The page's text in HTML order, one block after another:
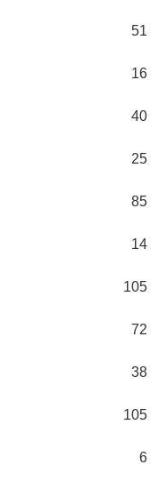
51
16
40
25
85
14
105
72
38
105
6